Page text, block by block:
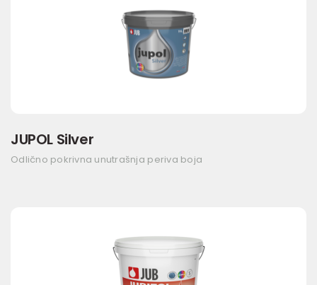
JUPOL Silver
Odlično pokrivna unutrašnja periva boja